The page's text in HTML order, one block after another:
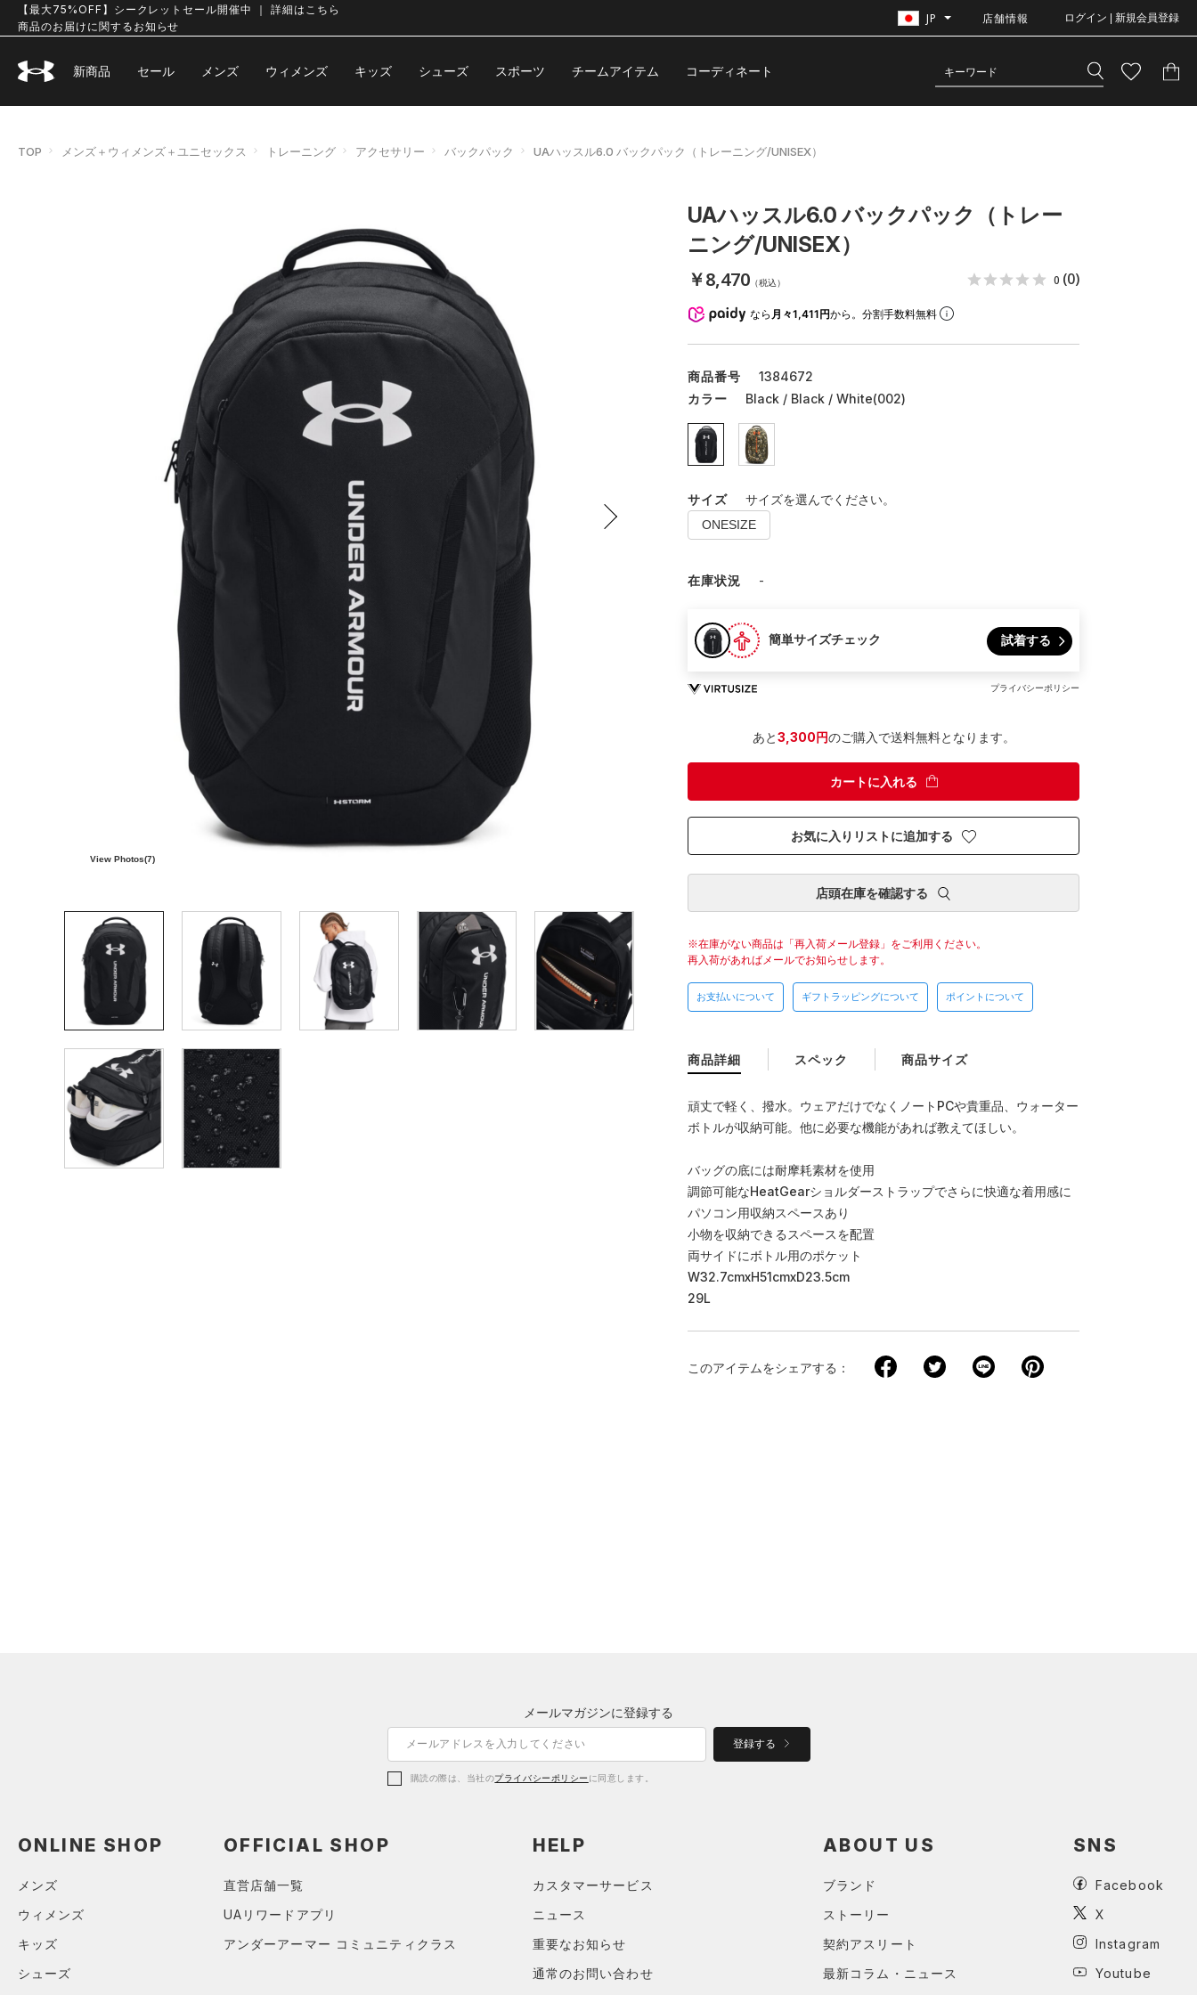
【最大75%OFF】シークレットセール開催中 ｜ 詳細はこちら
商品のお届けに関するお知らせ
JP 店舗情報 ログイン | 新規会員登録
新商品 セール メンズ ウィメンズ キッズ シューズ スポーツ チームアイテム コーディネート
TOP メンズ＋ウィメンズ＋ユニセックス トレーニング アクセサリー バックパック UAハッスル6.0 バックパック（トレーニング/UNISEX）
View Photos(7)
UAハッスル6.0 バックパック（トレー
ニング/UNISEX）
￥8,470 （税込） 0 (0)
なら 月々1,411円から。分割手数料無料
商品番号
1384672
カラー
Black / Black / White(002)
サイズ サイズを選んでください。
ONESIZE
在庫状況 -
簡単サイズチェック 試着する
プライバシーポリシー
あと3,300円のご購入で送料無料となります。
カートに入れる
お気に入りリストに追加する
店頭在庫を確認する
在庫がない商品は「再入荷メール登録」をご利用ください。
再入荷があればメールでお知らせします。
お支払いについて ギフトラッピングについて ポイントについて
商品詳細
頑丈で軽く、撥水。ウェアだけでなくノートPCや貴重品、ウォーター
ボトルが収納可能。他に必要な機能があれば教えてほしい。
バッグの底には耐摩耗素材を使用
調節可能なHeatGearショルダーストラップでさらに快適な着用感に
パソコン用収納スペースあり
小物を収納できるスペースを配置
両サイドにボトル用のポケット
W32.7cmxH51cmxD23.5cm
29L
スペック 商品サイズ
このアイテムをシェアする
メールマガジンに登録する
登録する
購読の際は、当社のプライバシーポリシー に同意します。
ONLINE SHOP
メンズ
ウィメンズ
キッズ
シューズ
OFFICIAL SHOP
直営店舗一覧
UAリワードアプリ
アンダーアーマー コミュニティクラス
HELP
カスタマーサービス
ニュース
重要なお知らせ
通常のお問い合わせ
ABOUT US
ブランド
ストーリー
契約アスリート
最新コラム・ニュース
SNS
Facebook
X
Instagram
Youtube